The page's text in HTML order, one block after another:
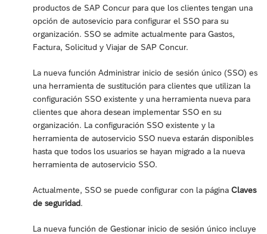
productos de SAP Concur para que los clientes tengan una
opción de autosevicio para configurar el SSO para su
organización. SSO se admite actualmente para Gastos,
Factura, Solicitud y Viajar de SAP Concur.
La nueva función Administrar inicio de sesión único (SSO) es
una herramienta de sustitución para clientes que utilizan la
configuración SSO existente y una herramienta nueva para
clientes que ahora desean implementar SSO en su
organización. La configuración SSO existente y la
herramienta de autoservicio SSO nueva estarán disponibles
hasta que todos los usuarios se hayan migrado a la nueva
herramienta de autoservicio SSO.
Actualmente, SSO se puede configurar con la página Claves
de seguridad.
La nueva función de Gestionar inicio de sesión único incluye